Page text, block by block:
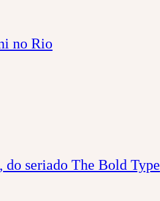
no Rio
do seriado The Bold Type